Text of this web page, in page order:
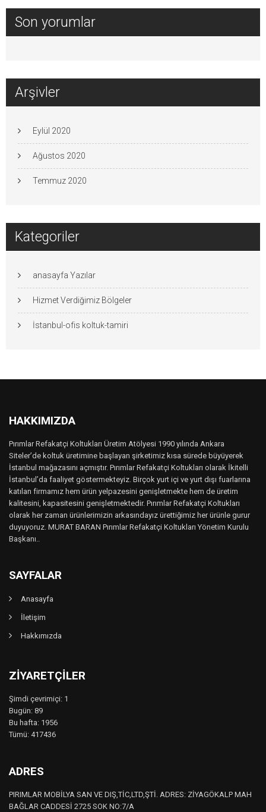
Son yorumlar
Arşivler
Eylül 2020
Ağustos 2020
Temmuz 2020
Kategoriler
anasayfa Yazılar
Hizmet Verdiğimiz Bölgeler
İstanbul-ofis koltuk-tamiri
HAKKIMIZDA
Pırımlar Refakatçi Koltukları Üretim Atölyesi 1990 yılında Ankara
Siteler’de koltuk üretimine başlayan şirketimiz kısa sürede büyüyerek
İstanbul mağazasını açmıştır. Pırımlar Refakatçi Koltukları olarak İkitelli
İstanbul’da faaliyet göstermekteyiz. Birçok yurt içi ve yurt dışı fuarlarına
katılan firmamız hem ürün yelpazesini genişletmekte hem de üretim
kalitesini, kapasitesini genişletmektedir. Pırımlar Refakatçi Koltukları
olarak her zaman ürünlerimizin arkasındayız ürettiğimiz her ürünle gurur
duyuyoruz. MURAT BARAN Pırımlar Refakatçi Koltukları Yönetim Kurulu
Başkanı..
SAYFALAR
Anasayfa
İletişim
Hakkımızda
ZIYARETÇILER
Şimdi çevrimiçi: 1
Bugün: 89
Bu hafta: 1956
Tümü: 417436
ADRES
PIRIMLAR MOBİLYA SAN VE DIŞ,TİC,LTD,ŞTİ. ADRES: ZİYAGÖKALP MAH
BAĞLAR CADDESİ 2725 SOK NO:7/A